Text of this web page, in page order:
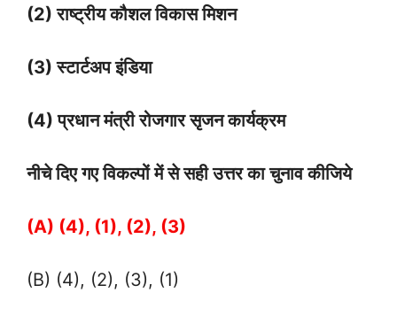
(2) राष्ट्रीय कौशल विकास मिशन
(3) स्टार्टअप इंडिया
(4) प्रधान मंत्री रोजगार सृजन कार्यक्रम
नीचे दिए गए विकल्पों में से सही उत्तर का चुनाव कीजिये
(A) (4), (1), (2), (3)
(B) (4), (2), (3), (1)